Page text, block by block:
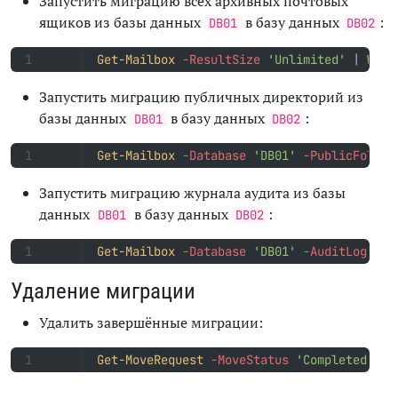
ящиков из базы данных DB01 в базу данных DB02 :
Get-Mailbox -ResultSize 'Unlimited' |
Запустить миграцию публичных директорий из
базы данных DB01 в базу данных DB02 :
Get-Mailbox -Database 'DB01' -PublicFolder
Запустить миграцию журнала аудита из базы
данных DB01 в базу данных DB02 :
Get-Mailbox -Database 'DB01' -AuditLog
Удаление миграции
Удалить завершённые миграции:
Get-MoveRequest -MoveStatus 'Completed'